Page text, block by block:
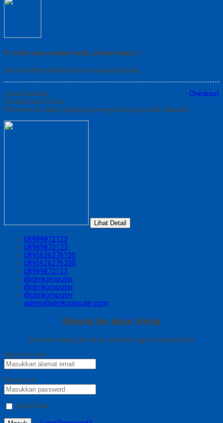
Produk yang sangat tepat, pilihan bagus..!
Berhasil ditambahkan ke keranjang belanja
Lanjut Belanja
Checkout
Produk Quick Order
Pemesanan dapat langsung menghubungi kontak dibawah:
Lihat Detail
08989872123
08989872123
0895626276100
0895626276200
08989872123
@idmkomputer
@idmkomputer
@idmkomputer
admin@idmkomputer.com
Masuk ke akun Anda
Selamat datang kembali, silahkan login ke akun Anda.
Alamat Email
Password
Ingat Saya